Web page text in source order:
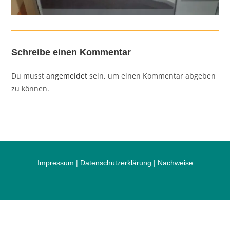
Schreibe einen Kommentar
Du musstangemeldet sein, um einen Kommentar abgeben
zu können.
Impressum | Datenschutzerklärung | Nachweise